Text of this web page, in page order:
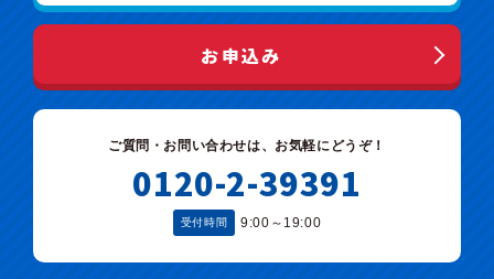
お申込み
ご質問・お問い合わせは、お気軽にどうぞ！
0120-2-39391
受付時間 9:00～19:00